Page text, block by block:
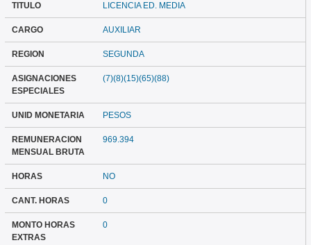
TITULO LICENCIA ED. MEDIA
CARGO AUXILIAR
REGION SEGUNDA
ASIGNACIONES
ESPECIALES
(7)(8)(15)(65)(88)
UNID MONETARIA PESOS
REMUNERACION
MENSUAL BRUTA
969.394
HORAS NO
CANT. HORAS 0
MONTO HORAS
EXTRAS
0